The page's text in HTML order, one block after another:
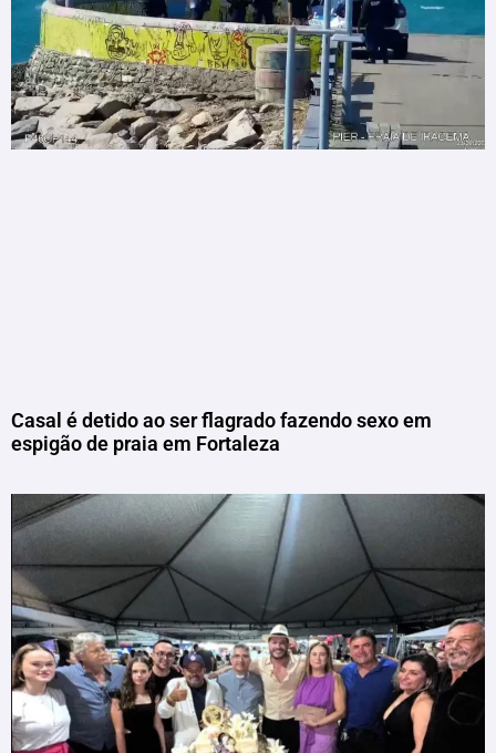
Casal é detido ao ser flagrado fazendo sexo em
espigão de praia em Fortaleza